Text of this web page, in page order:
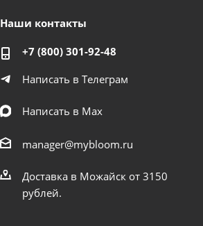
Наши контакты
+7 (800) 301-92-48
Написать в Телеграм
Написать в Мах
manager@mybloom.ru
Доставка в Можайск от 3150
рублей.